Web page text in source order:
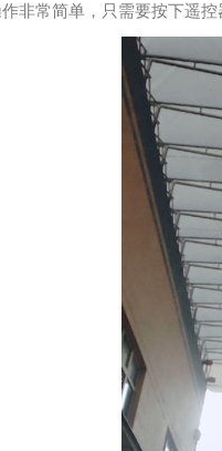
非常简单，只需要按下遥